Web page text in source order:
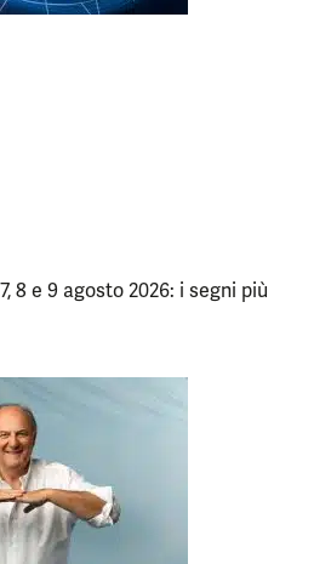
8 e 9 agosto 2026: i segni più